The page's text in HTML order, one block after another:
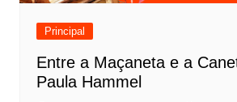
Principal
Entre a Maçaneta e a
Paula Hammel